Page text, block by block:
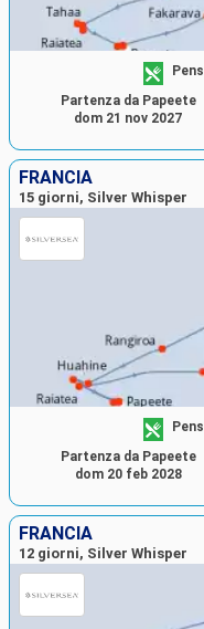
Partenza da Papeete
dom 21 nov 2027
FRANCIA
15 giorni, Silver Whisper
Partenza da Papeete
dom 20 feb 2028
FRANCIA
12 giorni, Silver Whisper